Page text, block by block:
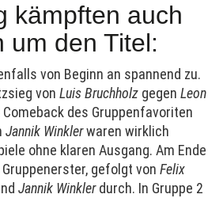
kämpften auch
um den Titel:
von Beginn an spannend zu.
von Luis Bruchholz gegen Leon
Comeback des Gruppenfavoriten
Jannik Winklerwaren wirklich
ohne klaren Ausgang. Am Ende
gefolgt von Felix
Jannik Winklerdurch. In Gruppe 2